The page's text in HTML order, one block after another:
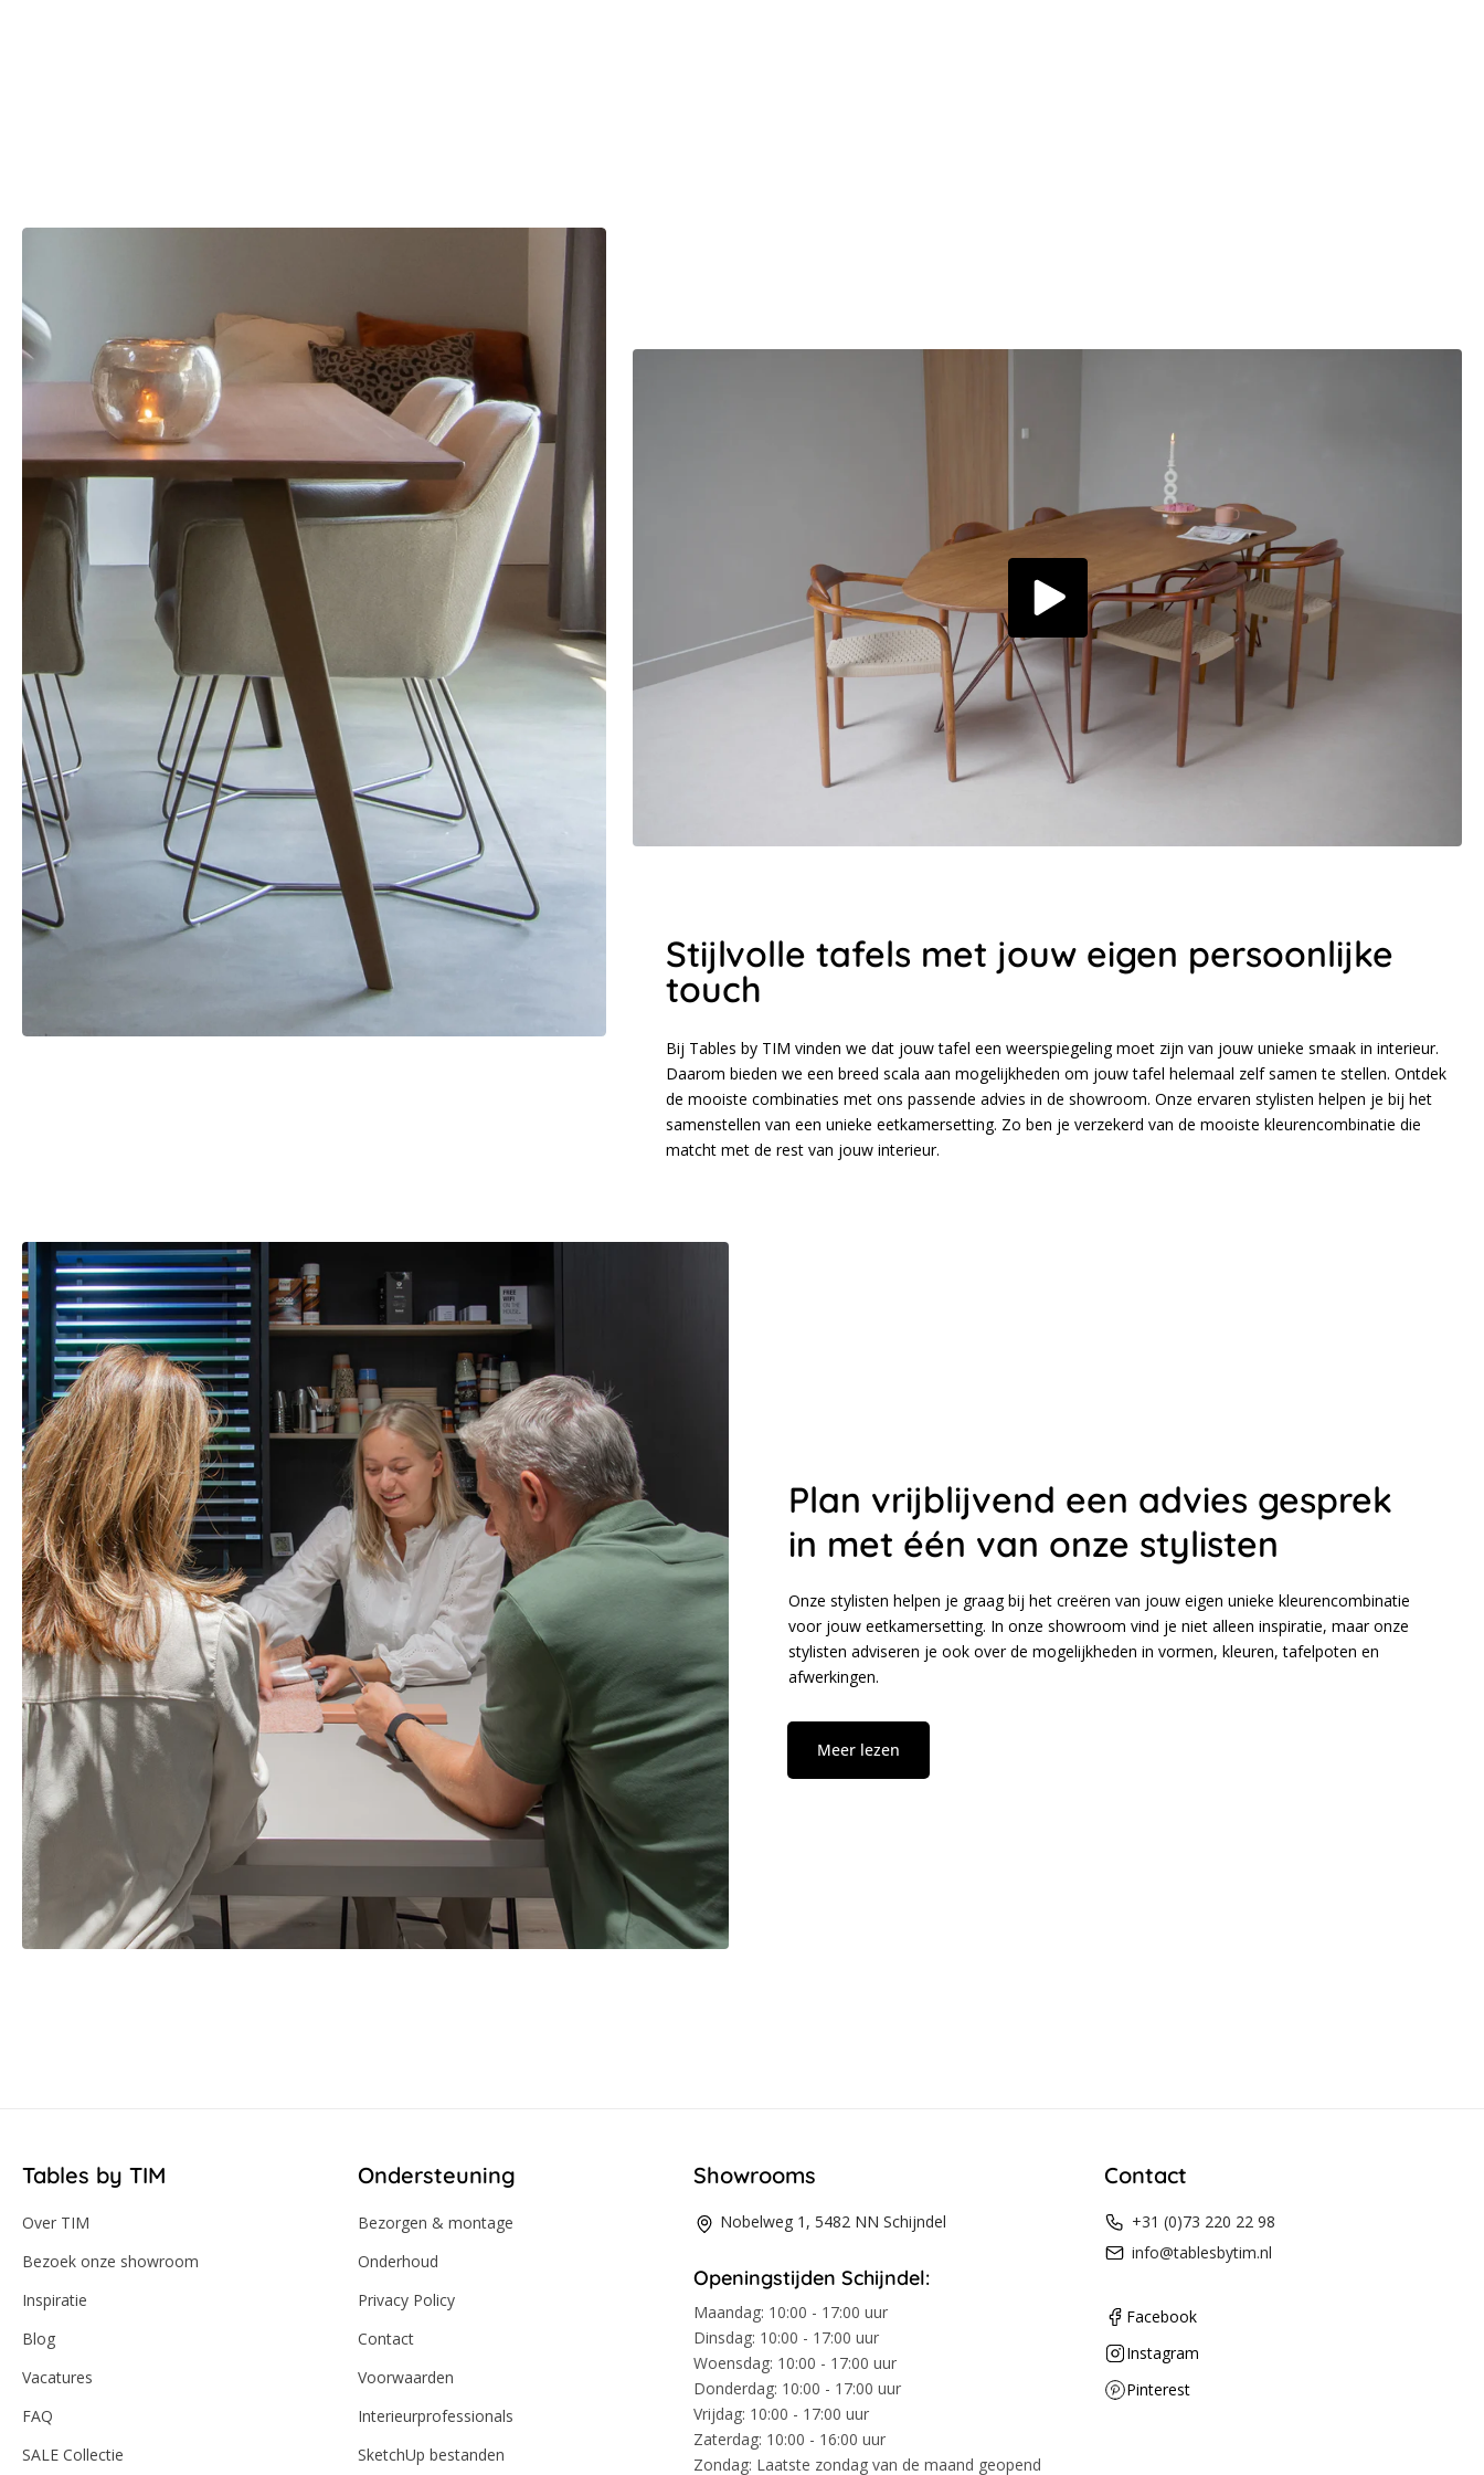
Stijlvolle tafels met jouw eigen persoonlijke
touch
Bij Tables by TIM vinden we dat jouw tafel een weerspiegeling moet zijn van jouw unieke smaak in interieur.
Daarom bieden we een breed scala aan mogelijkheden om jouw tafel helemaal zelf samen te stellen. Ontdek
de mooiste combinaties met ons passende advies in de showroom. Onze ervaren stylisten helpen je bij het
samenstellen van een unieke eetkamersetting. Zo ben je verzekerd van de mooiste kleurencombinatie die
matcht met de rest van jouw interieur.
Plan vrijblijvend een advies gesprek
in met één van onze stylisten
Onze stylisten helpen je graag bij het creëren van jouw eigen unieke kleurencombinatie
voor jouw eetkamersetting. In onze showroom vind je niet alleen inspiratie, maar onze
stylisten adviseren je ook over de mogelijkheden in vormen, kleuren, tafelpoten en
afwerkingen.
Meer lezen
Tables by TIM
Over TIM
Bezoek onze showroom
Inspiratie
Blog
Vacatures
FAQ
SALE Collectie
Ondersteuning
Bezorgen & montage
Onderhoud
Privacy Policy
Contact
Voorwaarden
Interieurprofessionals
SketchUp bestanden
Showrooms
Nobelweg 1, 5482 NN Schijndel
Openingstijden Schijndel:
Maandag: 10:00 - 17:00 uur
Dinsdag: 10:00 - 17:00 uur
Woensdag: 10:00 - 17:00 uur
Donderdag: 10:00 - 17:00 uur
Vrijdag: 10:00 - 17:00 uur
Zaterdag: 10:00 - 16:00 uur
Zondag: Laatste zondag van de maand geopend
Contact
+31 (0)73 220 22 98
info@tablesbytim.nl
Facebook
Instagram
Pinterest